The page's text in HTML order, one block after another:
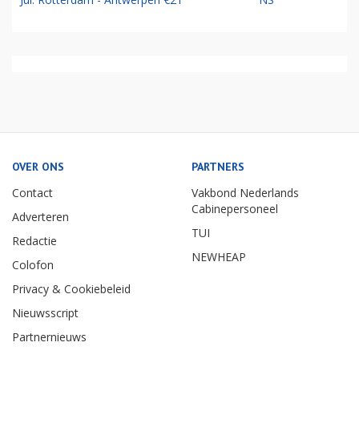
OVER ONS
Contact
Adverteren
Redactie
Colofon
Privacy & Cookiebeleid
Nieuwsscript
Partnernieuws
PARTNERS
Vakbond Nederlands
Cabinepersoneel
TUI
NEWHEAP